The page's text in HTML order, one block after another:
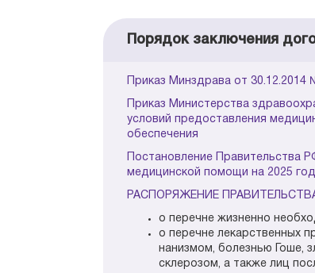
Порядок заключения
Приказ Минздрава от 30.12.2014
Приказ Министерства
условий предоставления
обеспечения
Постановление Правительства
медицинской помощи на 2025
РАСПОРЯЖЕНИЕ
о перечне жизненно
о перечне лекарственных
нанизмом, болезнью Гоше,
склерозом, а также лиц